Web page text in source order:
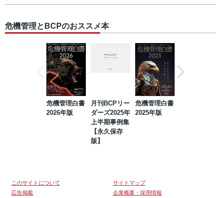
危機管理とBCPのおススメ本
危機管理白書
2026年版
月刊BCPリー
ダーズ2025年
上半期事例集
【永久保存
版】
危機管理白書
2025年版
このサイトについて
サイトマップ
広告掲載
企業概要・採用情報